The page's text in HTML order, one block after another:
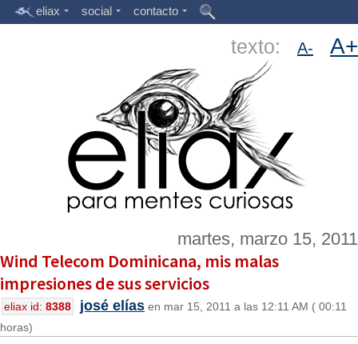
eliax social contacto
texto: A- A+
martes, marzo 15, 2011
Wind Telecom Dominicana, mis malas
impresiones de sus servicios
eliax id: 8388 josé elías en mar 15, 2011 a las 12:11 AM ( 00:11
horas)